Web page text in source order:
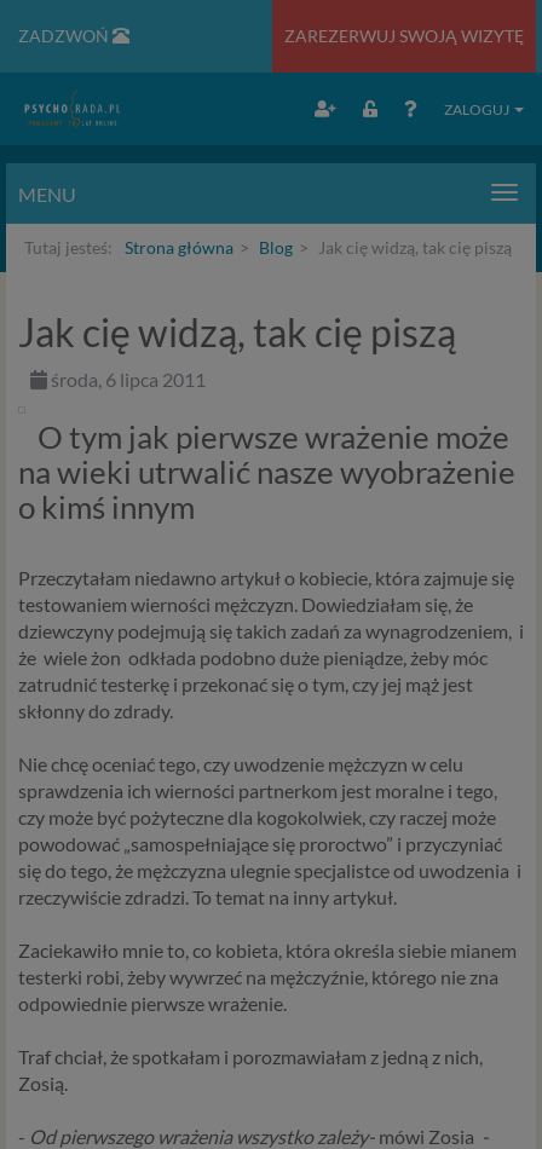
ZADZWOŃ ZAREZERWUJ SWOJĄ WIZYTĘ
ZALOGUJ
MENU
Tutaj jesteś: Strona główna Blog Jak cię widzą, tak cię piszą
Jak cię widzą, tak cię piszą
środa, 6 lipca 2011
O tym jak pierwsze wrażenie może
na wieki utrwalić nasze wyobrażenie
o kimś innym
Przeczytałam niedawno artykuł o kobiecie, która zajmuje się
testowaniem wierności mężczyzn. Dowiedziałam się, że
dziewczyny podejmują się takich zadań za wynagrodzeniem, i
że wiele żon odkłada podobno duże pieniądze, żeby móc
zatrudnić testerkę i przekonać się o tym, czy jej mąż jest
skłonny do zdrady.
Nie chcę oceniać tego, czy uwodzenie mężczyzn w celu
sprawdzenia ich wierności partnerkom jest moralne i tego,
czy może być pożyteczne dla kogokolwiek, czy raczej może
powodować „samospełniające się proroctwo” i przyczyniać
się do tego, że mężczyzna ulegnie specjalistce od uwodzenia i
rzeczywiście zdradzi. To temat na inny artykuł.
Zaciekawiło mnie to, co kobieta, która określa siebie mianem
testerki robi, żeby wywrzeć na mężczyźnie, którego nie zna
odpowiednie pierwsze wrażenie.
Traf chciał, że spotkałam i porozmawiałam z jedną z nich,
Zosią.
- Od pierwszego wrażenia wszystko zależy- mówi Zosia -